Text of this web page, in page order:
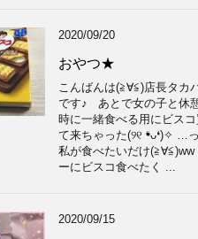
2020/09/20
おやつ★
こんばんは(≧∀≦)店長タカ
です♪ あとで女の子と休
時に一緒食べる用にビスコ
て来ちゃった(୨୧ ❛︎ᴗ❛︎)✧︎ …
私が食べたいだけ(≧∀≦)ww
ーにビスコ食べたく ...
2020/09/15